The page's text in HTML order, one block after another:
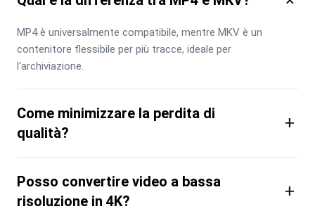
MP4 è universalmente compatibile, mentre MKV è un
contenitore flessibile per più tracce, ideale per
l'archiviazione.
Come minimizzare la perdita di
qualità?
+
Posso convertire video a bassa
risoluzione in 4K?
+